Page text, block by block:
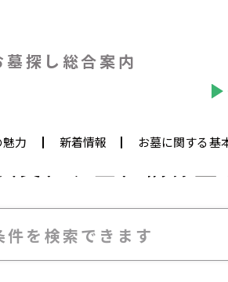
墓探し 総合案内
力 新着情報 お墓に関する基
を検索できます